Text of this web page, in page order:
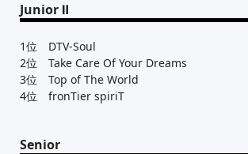
Junior Ⅱ
1位 DTV-Soul
2位 Take Care Of Your Dreams
3位 Top of The World
4位 fronTier spiriT
Senior